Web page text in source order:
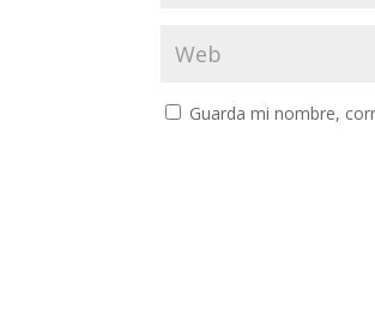
Guarda mi nombre,